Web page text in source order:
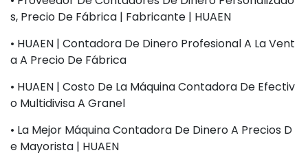
S, Precio De Fábrica | Fabricante | HUAEN
• HUAEN | Contadora De Dinero Profesional A La Vent
A A Precio De Fábrica
• HUAEN | Costo De La Máquina Contadora De Efectiv
O Multidivisa A Granel
• La Mejor Máquina Contadora De Dinero A Precios D
E Mayorista | HUAEN